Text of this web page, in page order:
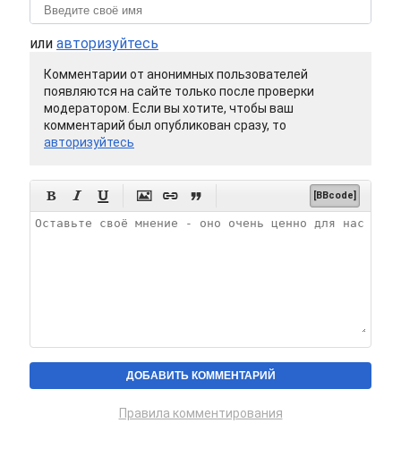
или авторизуйтесь
Комментарии от анонимных пользователей
появляются на сайте только после проверки
модератором. Если вы хотите, чтобы ваш
комментарий был опубликован сразу, то
авторизуйтесь
      [BBcode]
Правила комментирования